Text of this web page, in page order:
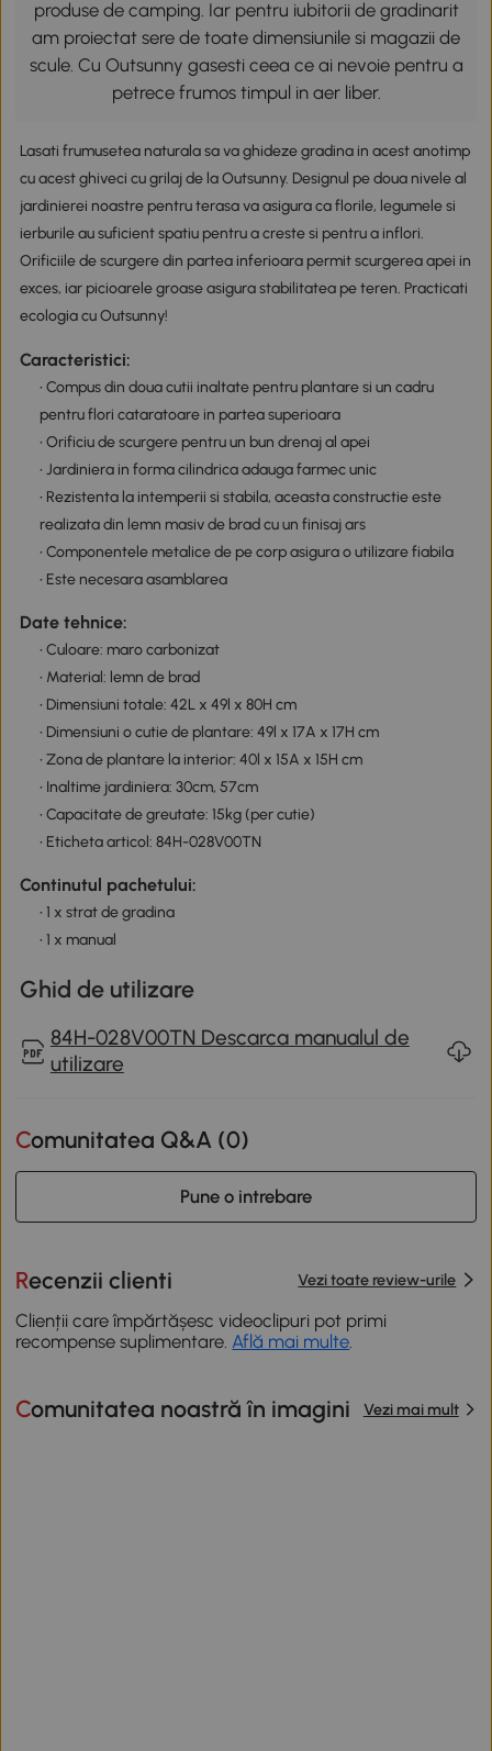
produse de camping. Iar pentru iubitorii de gradinarit
am proiectat sere de toate dimensiunile si magazii de
scule. Cu Outsunny gasesti ceea ce ai nevoie pentru a
petrece frumos timpul in aer liber.
Lasati frumusetea naturala sa va ghideze gradina in acest anotimp
cu acest ghiveci cu grilaj de la Outsunny. Designul pe doua nivele al
jardinierei noastre pentru terasa va asigura ca florile, legumele si
ierburile au suficient spatiu pentru a creste si pentru a inflori.
Orificiile de scurgere din partea inferioara permit scurgerea apei in
exces, iar picioarele groase asigura stabilitatea pe teren. Practicati
ecologia cu Outsunny!
Caracteristici:
• Compus din doua cutii inaltate pentru plantare si un cadru
pentru flori cataratoare in partea superioara
• Orificiu de scurgere pentru un bun drenaj al apei
• Jardiniera in forma cilindrica adauga farmec unic
• Rezistenta la intemperii si stabila, aceasta constructie este
realizata din lemn masiv de brad cu un finisaj ars
• Componentele metalice de pe corp asigura o utilizare fiabila
• Este necesara asamblarea
Date tehnice:
• Culoare: maro carbonizat
• Material: lemn de brad
• Dimensiuni totale: 42L x 49l x 80H cm
• Dimensiuni o cutie de plantare: 49l x 17A x 17H cm
• Zona de plantare la interior: 40l x 15A x 15H cm
• Inaltime jardiniera: 30cm, 57cm
• Capacitate de greutate: 15kg (per cutie)
• Eticheta articol: 84H-028V00TN
Continutul pachetului:
• 1 x strat de gradina
• 1 x manual
Ghid de utilizare
84H-028V00TN Descarca manualul de
utilizare
Comunitatea Q&A (0)
Pune o intrebare
Recenzii clienti Vezi toate review-urile
Clienții care împărtășesc videoclipuri pot primi
recompense suplimentare. Află mai multe
Comunitatea noastră în imagini Vezi mai mult